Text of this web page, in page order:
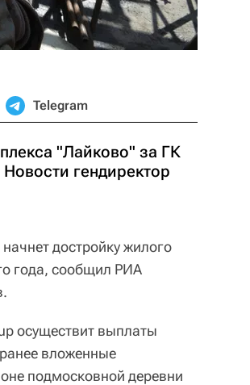
Telegram
"Лайково" за ГК
гендиректор
достройку жилого
года, сообщил РИА
осуществит выплаты
вложенные
подмосковной деревни